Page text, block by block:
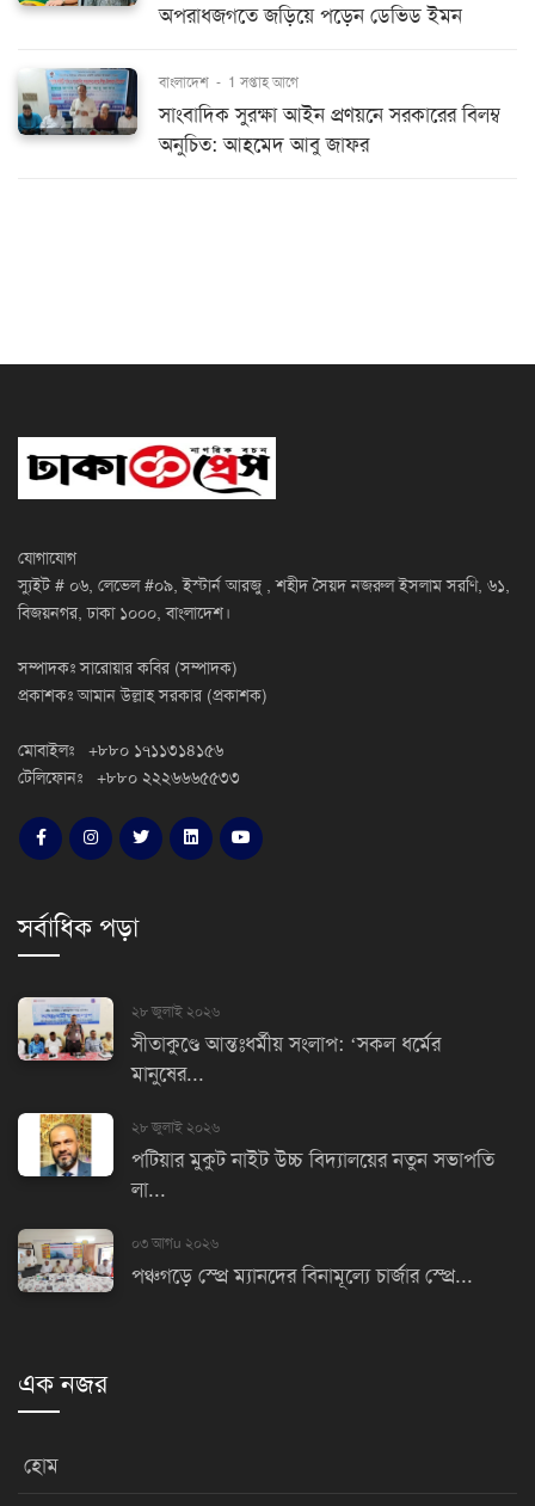
অপরাধজগতে জড়িয়ে পড়েন ডেভিড ইমন
বাংলাদেশ - 1 সপ্তাহ আগে
সাংবাদিক সুরক্ষা আইন প্রণয়নে সরকারের বিলম্ব
অনুচিত: আহমেদ আবু জাফর
যোগাযোগ
স্যুইট # ০৬, লেভেল #০৯, ইস্টার্ন আরজু , শহীদ সৈয়দ নজরুল ইসলাম সরণি, ৬১,
বিজয়নগর, ঢাকা ১০০০, বাংলাদেশ।
সম্পাদকঃ সারোয়ার কবির (সম্পাদক)
প্রকাশকঃ আমান উল্লাহ সরকার (প্রকাশক)
মোবাইলঃ +৮৮০ ১৭১১৩১৪১৫৬
টেলিফোনঃ +৮৮০ ২২২৬৬৬৫৫৩৩
সর্বাধিক পড়া
২৮ জুলাই ২০২৬
সীতাকুণ্ডে আন্তঃধর্মীয় সংলাপ: ‘সকল ধর্মের
মানুষের...
২৮ জুলাই ২০২৬
পটিয়ার মুকুট নাইট উচ্চ বিদ্যালয়ের নতুন সভাপতি
লা...
০৩ আগu ২০২৬
পঞ্চগড়ে স্প্রে ম্যানদের বিনামূল্যে চার্জার স্প্রে...
এক নজর
হোম